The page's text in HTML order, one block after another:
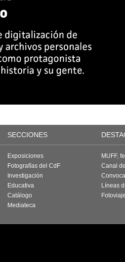
SECCIONES
Exposiciones
Fotografías del CdF
Investigación
Educativa
Catálogo
Mediateca
MUFF,
Canal
Líneas